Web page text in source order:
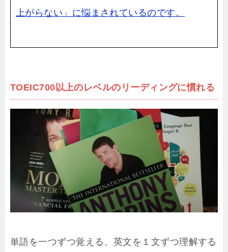
上がらない」に悩まされているのです。
TOEIC700以上のレベルのリーディングに慣れる
単語を一つずつ覚える、英文を１文ずつ理解する